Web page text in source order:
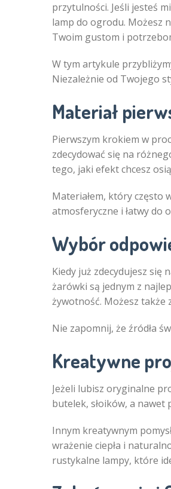
przytulności. Jeśli jesteś
lamp do ogrodu. Możesz
Twoim gustom i
W tym artykule
Niezależnie od Twojego
Materiał
Pierwszym krokiem w
zdecydować się na
tego, jaki efekt chcesz
Materiałem, który często
atmosferyczne i łatwy do
Wybór
Kiedy już zdecydujesz się
żarówki są jednym z
żywotność. Możesz także
Nie zapomnij, że źródła
Kreatywne
Jeżeli lubisz oryginalne
butelek, słoików, a
Innym kreatywnym
wrażenie ciepła i
rustykalne lampy, które